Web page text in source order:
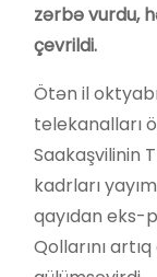
zərbə vurdu,
çevrildi.
Ötən il
telekanalları
Saakaşvilinin
kadrları
qayıdan eks-
Qollarını